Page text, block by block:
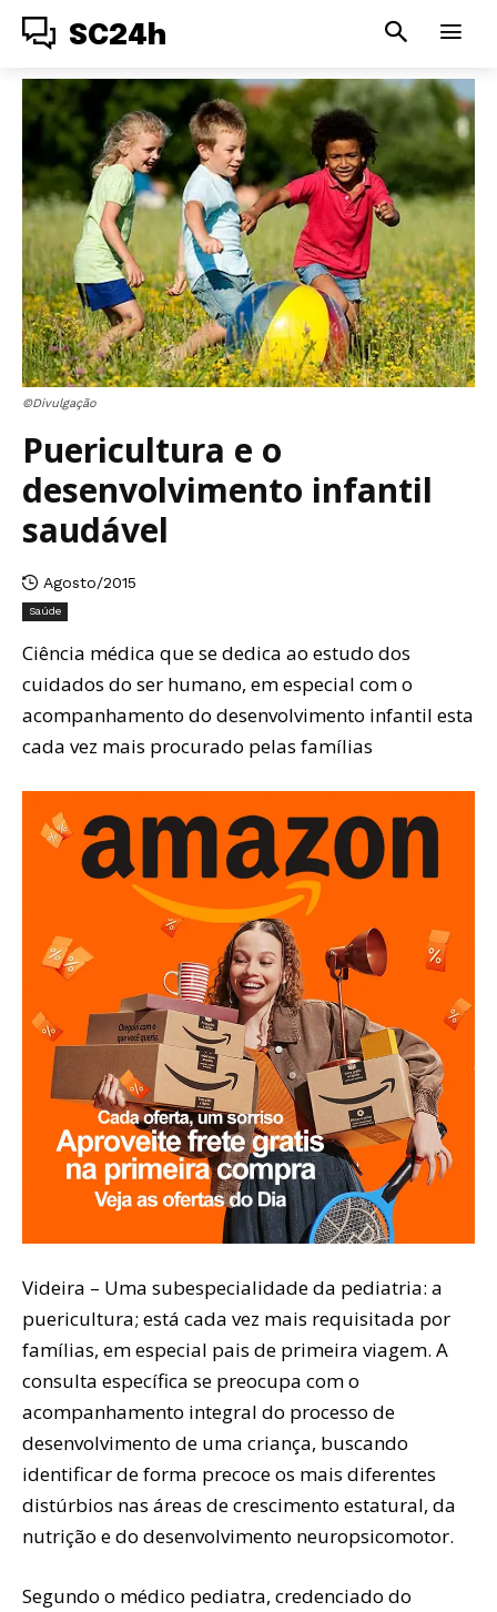
SC24h
©Divulgação
Puericultura e o
desenvolvimento infantil
saudável
Agosto/2015
Saúde
Ciência médica que se dedica ao estudo dos
cuidados do ser humano, em especial com o
acompanhamento do desenvolvimento infantil esta
cada vez mais procurado pelas famílias
Videira – Uma subespecialidade da pediatria: a
puericultura; está cada vez mais requisitada por
famílias, em especial pais de primeira viagem. A
consulta específica se preocupa com o
acompanhamento integral do processo de
desenvolvimento de uma criança, buscando
identificar de forma precoce os mais diferentes
distúrbios nas áreas de crescimento estatural, da
nutrição e do desenvolvimento neuropsicomotor.
Segundo o médico pediatra, credenciado do